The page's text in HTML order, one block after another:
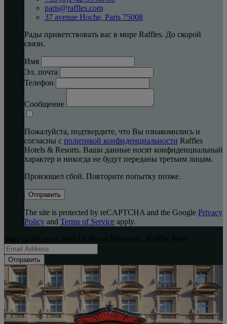
paris@raffles.com
37 avenue Hoche, Paris 75008
Рады приветствовать вас в мире Raffles. До скорой
связи.
Имя
Эл. почта
Телефон
Сообщение
Пожалуйста, подтвердите, что Вы ознакомились и
согласны с политикой конфиденциальности Raffles
Hotels & Resorts. Ваши данные носят конфиденциальный
характер и никогда не будут переданы третьим лицам.
Произошел сбой. Повторите попытку позже.
Отправить
The site is protected by reCAPTCHA and the Google Privacy
Policy and Terms of Service apply.
Отправить